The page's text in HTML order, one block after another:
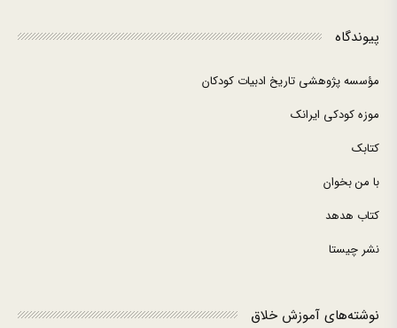
پیوندگاه
مؤسسه پژوهشی تاریخ ادبیات کودکان
موزه کودکی ایرانک
کتابک
با من بخوان
کتاب هدهد
نشر چیستا
نوشته‌های آموزش خلاق